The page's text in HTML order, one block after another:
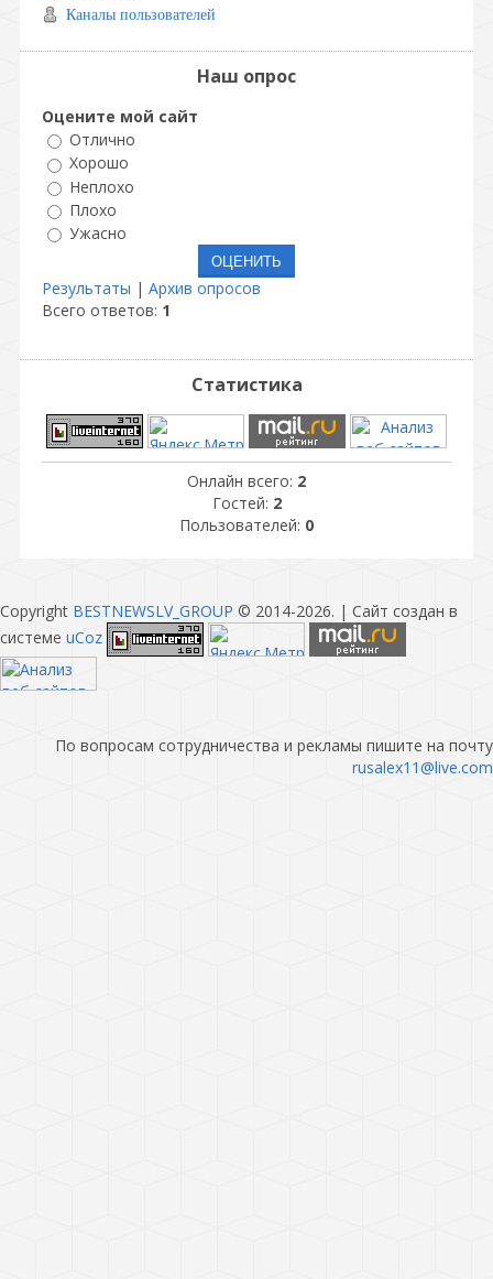
Каналы пользователей
Наш опрос
Оцените мой сайт
Отлично
Хорошо
Неплохо
Плохо
Ужасно
Результаты | Архив опросов
Всего ответов: 1
Статистика
Онлайн всего: 2
Гостей: 2
Пользователей: 0
Copyright BESTNEWSLV_GROUP © 2014-2026. | Сайт создан в
системе uCoz
По вопросам сотрудничества и рекламы пишите на почту
rusalex11@live.com